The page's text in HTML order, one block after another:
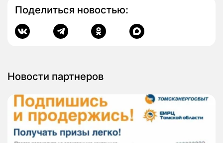
Поделиться новостью:
Новости партнеров